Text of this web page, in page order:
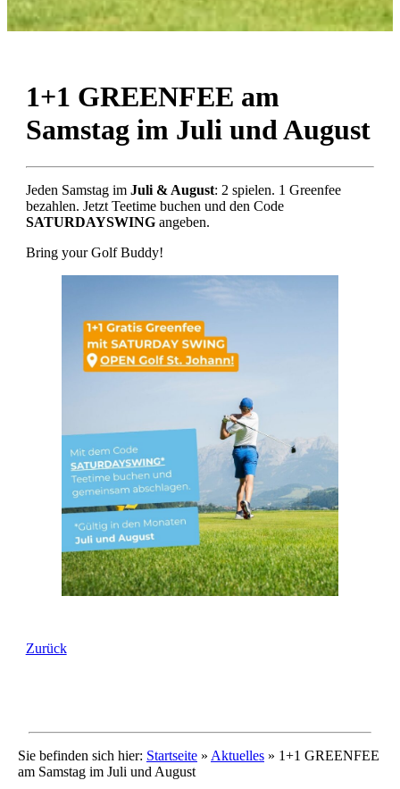
1+1 GREENFEE am
Samstag im Juli und August
Jeden Samstag imJuli & August: 2 spielen. 1 Greenfee
bezahlen. Jetzt Teetime buchen und den Code
SATURDAYSWINGangeben.
Bring your Golf Buddy!
Zurück
Sie befinden sich hier: Startseite » Aktuelles » 1+1 GREENFEE
am Samstag im Juli und August